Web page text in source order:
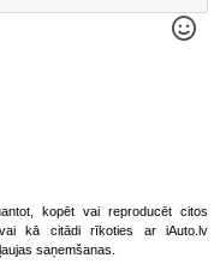
kopēt vai reproducēt citos
kā citādi rīkoties ar iAuto.lv
saņemšanas.